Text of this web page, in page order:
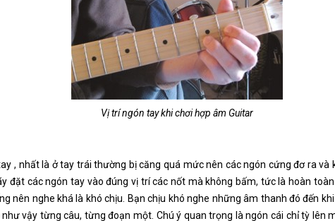
Vị trí ngón tay khi chơi hợp âm Guitar
, nhất là ở tay trái thường bị căng quá mức nên các ngón cứng đơ ra
đặt các ngón tay vào đúng vị trí các nốt mà không bấm, tức là hoàn
nên nghe khá là khó chịu. Bạn chịu khó nghe những âm thanh đó đến
vậy từng câu, từng đoạn một. Chú ý quan trọng là ngón cái chỉ tỳ lên